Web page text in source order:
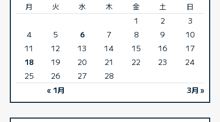
月
火 水 木 金 土 日
« 1月 3月 »
1 2
3
4
5 6 7 8 9
10
11
12 13 14 15 16
17
18
19 20 21 22 23
24
25
26 27 28